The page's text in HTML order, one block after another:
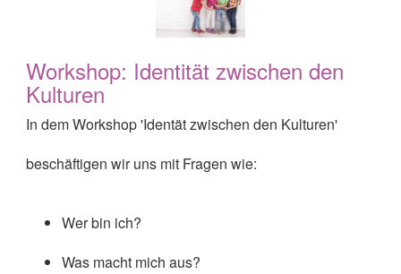
Workshop: Identität zwischen den
Kulturen
In dem Workshop 'Identät zwischen den Kulturen'
beschäftigen wir uns mit Fragen wie:
Wer bin ich?
Was macht mich aus?